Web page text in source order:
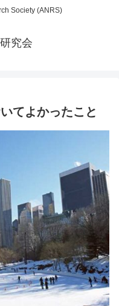
Society (ANRS)
究会
てよかったこと